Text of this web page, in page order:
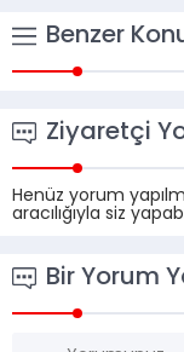
Benzer
Ziyaretçi
Henüz yorum
aracılığıyla siz
Bir Yorum